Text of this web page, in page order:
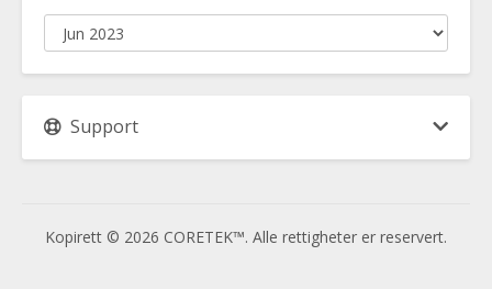
Support
Kopirett © 2026 CORETEK™. Alle rettigheter er reservert.